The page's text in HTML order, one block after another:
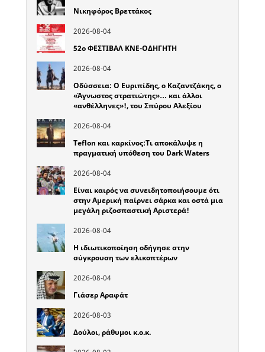
Νικηφόρος Βρεττάκος
2026-08-04
52o ΦΕΣΤΙΒΑΛ ΚΝΕ-ΟΔΗΓΗΤΗ
2026-08-04
Οδύσσεια: Ο Ευριπίδης, ο Καζαντζάκης, ο
«Άγνωστος στρατιώτης»… και άλλοι
«ανθέλληνες»!, του Σπύρου Αλεξίου
2026-08-04
Teflon και καρκίνος:Τι αποκάλυψε η
πραγματική υπόθεση του Dark Waters
2026-08-04
Είναι καιρός να συνειδητοποιήσουμε ότι
στην Αμερική παίρνει σάρκα και οστά μια
μεγάλη ριζοσπαστική Αριστερά!
2026-08-04
Η ιδιωτικοποίηση οδήγησε στην
σύγκρουση των ελικοπτέρων
2026-08-04
Γιάσερ Αραφάτ
2026-08-03
Δούλοι, ράθυμοι κ.ο.κ.